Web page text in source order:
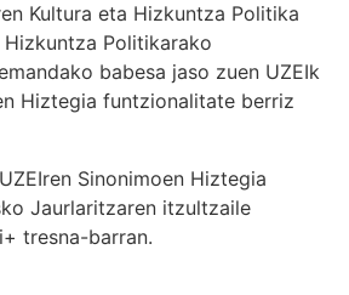
Kultura eta Hizkuntza Politika
Hizkuntza Politikarako
babesa jaso zuen UZEIk
Hiztegia funtzionalitate berriz
Sinonimoen Hiztegia
Jaurlaritzaren itzultzaile
tresna-barran.